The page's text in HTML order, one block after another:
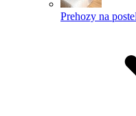
Prehozy na